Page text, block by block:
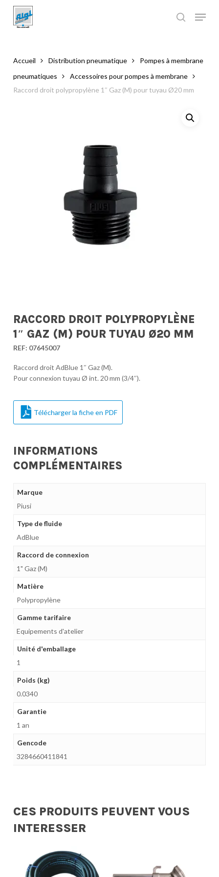
main
Accueil Distribution pneumatique
Pompes à membrane
pneumatiques
Accessoires pour pompes à membrane
Raccord droit polypropylène 1″ Gaz (M) pour tuyau Ø20 mm
RACCORD DROIT POLYPROPYLÈNE
1″ GAZ (M) POUR TUYAU Ø20 MM
REF: 07645007
Raccord droit AdBlue 1″ Gaz (M).
Pour connexion tuyau Ø int. 20 mm (3/4″).
Télécharger la fiche en PDF
INFORMATIONS
COMPLÉMENTAIRES
Marque
Piusi
Type de fluide
AdBlue
Raccord de connexion
1" Gaz (M)
Matière
Polypropylène
Gamme tarifaire
Equipements d'atelier
Unité d'emballage
1
Poids (kg)
0.0340
Garantie
1 an
Gencode
3284660411841
CES PRODUITS PEUVENT VOUS
INTERESSER